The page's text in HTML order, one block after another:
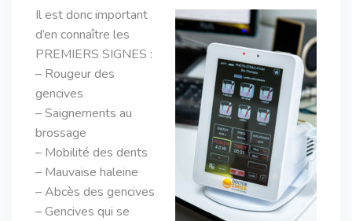
Il est donc important
d’en connaître les
PREMIERS SIGNES :
– Rougeur des
gencives
– Saignements au
brossage
– Mobilité des dents
– Mauvaise haleine
– Abcès des gencives
– Gencives qui se